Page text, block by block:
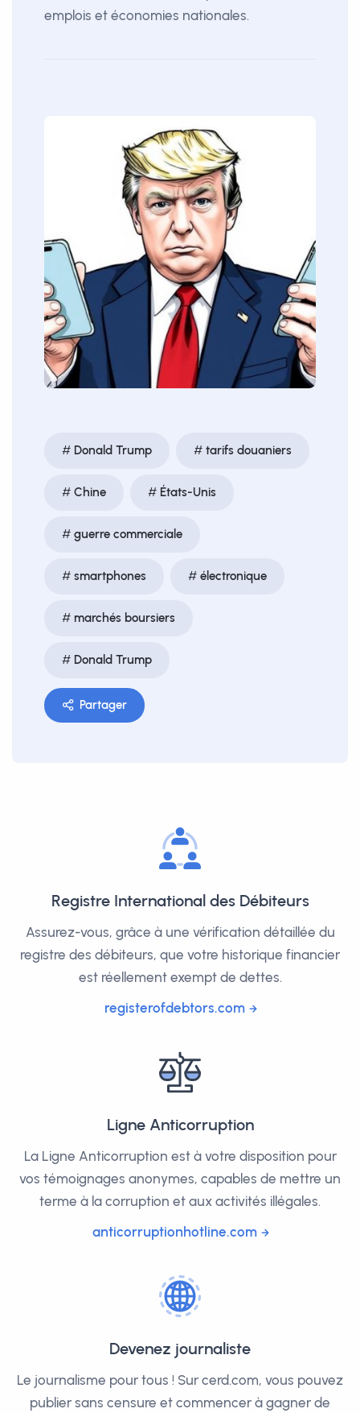
emplois et économies nationales.
Donald Trump tarifs douaniers
Chine États-Unis
guerre commerciale
smartphones électronique
marchés boursiers
Donald Trump
Partager
Registre International des Débiteurs
Assurez-vous, grâce à une vérification détaillée du
registre des débiteurs, que votre historique financier
est réellement exempt de dettes.
registerofdebtors.com
Ligne Anticorruption
La Ligne Anticorruption est à votre disposition pour
vos témoignages anonymes, capables de mettre un
terme à la corruption et aux activités illégales.
anticorruptionhotline.com
Devenez journaliste
Le journalisme pour tous ! Sur cerd.com, vous pouvez
publier sans censure et commencer à gagner de